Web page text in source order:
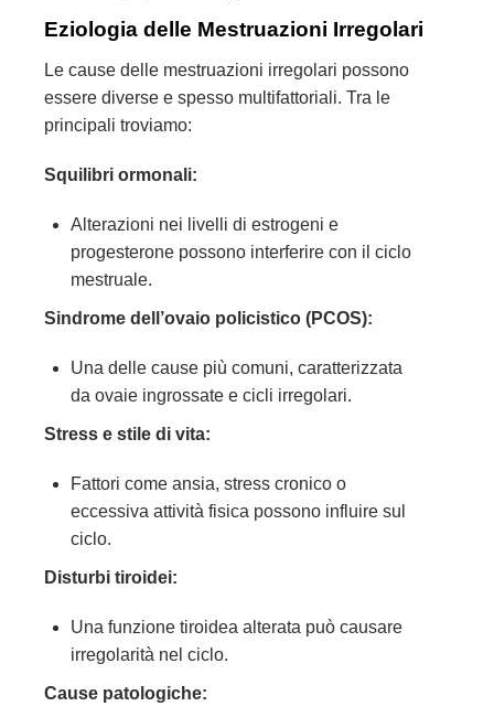
Eziologia delle Mestruazioni Irregolari
Le cause delle mestruazioni irregolari possono
essere diverse e spesso multifattoriali. Tra le
principali troviamo:
Squilibri ormonali:
Alterazioni nei livelli di estrogeni e
progesterone possono interferire con il ciclo
mestruale.
Sindrome dell’ovaio policistico (PCOS):
Una delle cause più comuni, caratterizzata
da ovaie ingrossate e cicli irregolari.
Stress e stile di vita:
Fattori come ansia, stress cronico o
eccessiva attività fisica possono influire sul
ciclo.
Disturbi tiroidei:
Una funzione tiroidea alterata può causare
irregolarità nel ciclo.
Cause patologiche: